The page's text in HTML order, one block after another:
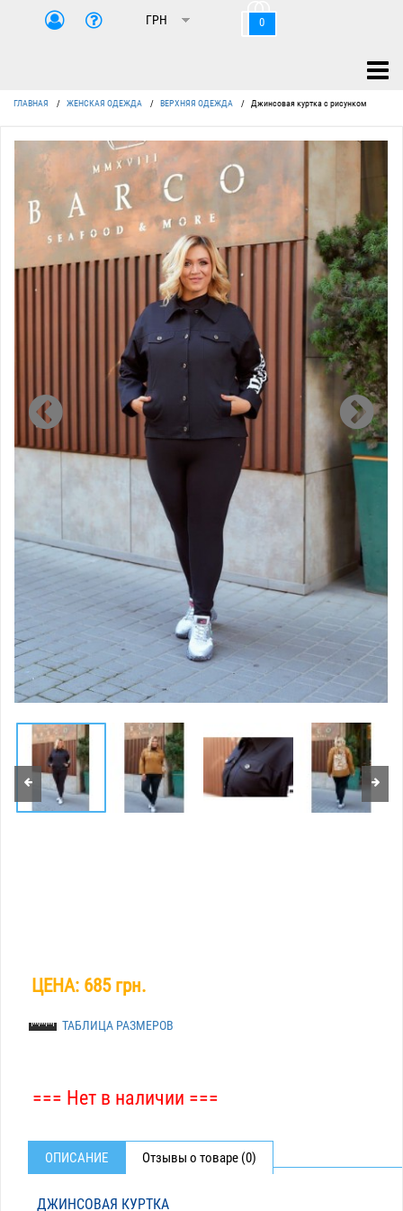
0
ГЛАВНАЯ / ЖЕНСКАЯ ОДЕЖДА / ВЕРХНЯЯ ОДЕЖДА / Джинсовая куртка с рисунком
ЦЕНА: 685 грн.
ТАБЛИЦА РАЗМЕРОВ
=== Нет в наличии ===
ОПИСАНИЕ Отзывы о товаре (0)
ДЖИНСОВАЯ КУРТКА